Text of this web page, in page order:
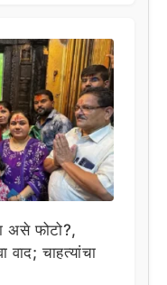
असे फोटो?,
वाद; चाहत्यांचा